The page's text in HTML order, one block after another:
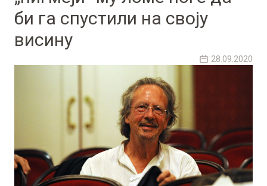
би га спустили на своју
висину
28.09.2020